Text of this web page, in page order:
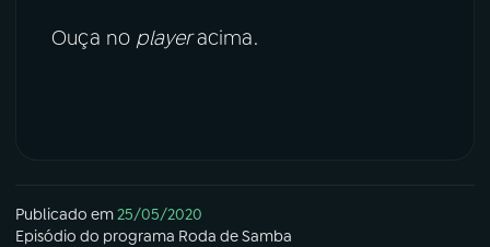
Ouça no playeracima.
Publicado em25/05/2020
Episódio do programa Roda de Samba